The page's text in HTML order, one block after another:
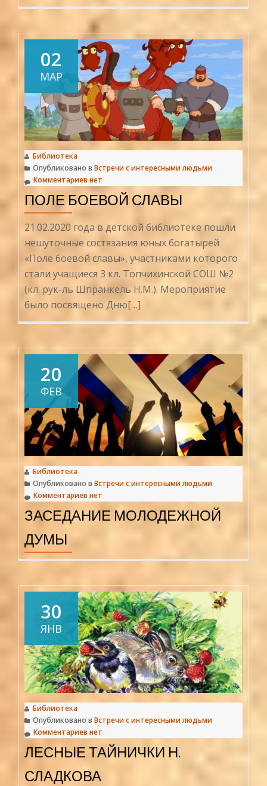
как
ты
02
МАР
Библиотека
Опубликовано в Встречи с интересными людьми
Комментариев нет
ПОЛЕ БОЕВОЙ СЛАВЫ
21.02.2020 года в детской библиотеке пошли
нешуточные состязания юных богатырей
«Поле боевой славы», участниками которого
стали учащиеся 3 кл. Топчихинской СОШ №2
(кл. рук-ль Шпранкель Н.М.). Мероприятие
было посвящено ДнюЧитать
больше
боевой
славы
[…]
20
ФЕВ
Библиотека
Опубликовано в Встречи с интересными людьми
Комментариев нет
ЗАСЕДАНИЕ МОЛОДЕЖНОЙ
ДУМЫ
30
ЯНВ
Библиотека
Опубликовано в Встречи с интересными людьми
Комментариев нет
ЛЕСНЫЕ ТАЙНИЧКИ Н.
СЛАДКОВА